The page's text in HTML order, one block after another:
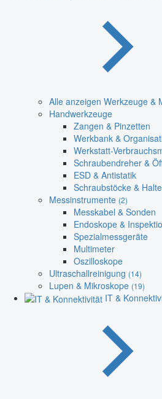
Alle anzeigen Werkzeuge &
Handwerkzeuge
Zangen & Pinzetten
Werkbank &
Werkstatt-
Schraubendreher &
ESD & Antistatik
Schraubstöcke &
Messinstrumente (2)
Messkabel & Sonden
Endoskope &
Spezialmessgeräte
Multimeter
Oszilloskope
Ultraschallreinigung (14)
Lupen & Mikroskope (19)
IT &